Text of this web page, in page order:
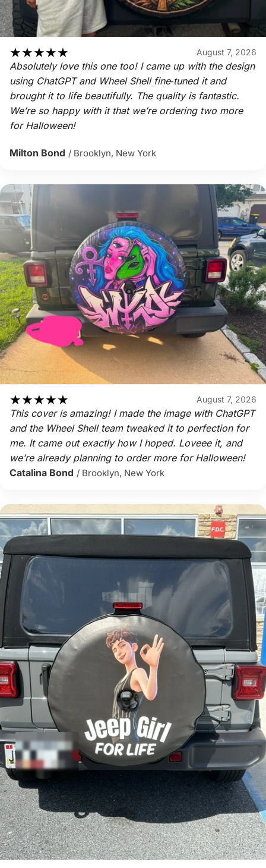
★★★★★ August 7, 2026
Absolutely love this one too! I came up with the design
using ChatGPT and Wheel Shell fine‑tuned it and
brought it to life beautifully. The quality is fantastic.
We’re so happy with it that we’re ordering two more
for Halloween!
Milton Bond / Brooklyn, New York
★★★★★ August 7, 2026
This cover is amazing! I made the image with ChatGPT
and the Wheel Shell team tweaked it to perfection for
me. It came out exactly how I hoped. Loveee it, and
we’re already planning to order more for Halloween!
Catalina Bond / Brooklyn, New York